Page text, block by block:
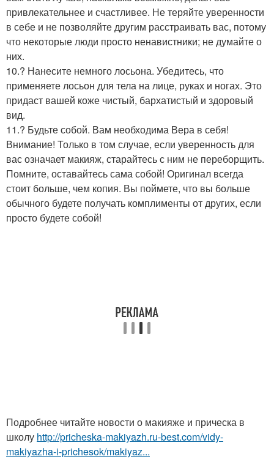
привлекательнее и счастливее. Не теряйте уверенности
в себе и не позволяйте другим расстраивать вас, потому
что некоторые люди просто ненавистники; не думайте о
них.
10.? Нанесите немного лосьона. Убедитесь, что
применяете лосьон для тела на лице, руках и ногах. Это
придаст вашей коже чистый, бархатистый и здоровый
вид.
11.? Будьте собой. Вам необходима Вера в себя!
Внимание! Только в том случае, если уверенность для
вас означает макияж, старайтесь с ним не переборщить.
Помните, оставайтесь сама собой! Оригинал всегда
стоит больше, чем копия. Вы поймете, что вы больше
обычного будете получать комплименты от других, если
просто будете собой!
Подробнее читайте новости о макияже и прическа в
школу http://pricheska-makiyazh.ru-best.com/vidy-
makiyazha-i-prichesok/makiyaz...